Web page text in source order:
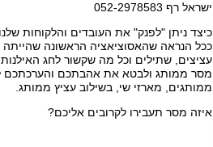
ישראל רף 052-2978583
כיצד ניתן "לפנק" את העובדים והלקוחות
ככל הנראה שהאסוציאציה הראשונה
עציצים, שתילים וכל מה שקשור לחג
מסר ממותג ולבטא את אהבתכם והערכתכם
ממותגים, מארזי שי, בשילוב עציץ ממותג.
איזה מסר תעבירו לקרובים אליכם?